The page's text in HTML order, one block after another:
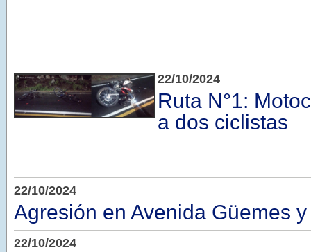
22/10/2024
Ruta N°1:
a dos ciclistas
22/10/2024
Agresión en Avenida Güemes
22/10/2024